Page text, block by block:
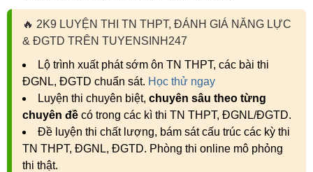
🔥 2K9 LUYỆN THI TN THPT, ĐÁNH GIÁ NĂNG LỰC
& ĐGTD TRÊN TUYENSINH247
Lộ trình xuất phát sớm ôn TN THPT, các bài thi
ĐGNL, ĐGTD chuẩn sát. Học thử ngay
Luyện thi chuyên biệt, chuyên sâu theo từng
chuyên đề có trong các kì thi TN THPT, ĐGNL/ĐGTD.
Đề luyện thi chất lượng, bám sát cấu trúc các kỳ thi
TN THPT, ĐGNL, ĐGTD. Phòng thi online mô phỏng
thi thật.